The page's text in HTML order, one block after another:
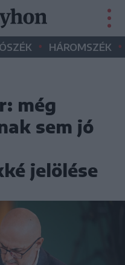
• HÁROMSZÉK •
még
sem jó
jelölése